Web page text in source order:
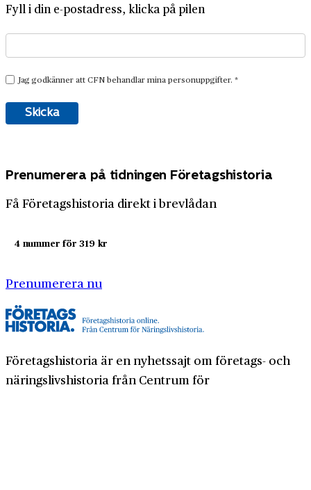
Fyll i din e-postadress, klicka på pilen
Prenumerera på tidningen Företagshistoria
Få Företagshistoria direkt i brevlådan
4 nummer för 319 kr
Prenumerera nu
Företagshistoria är en nyhetssajt om företags- och
näringslivshistoria från Centrum för